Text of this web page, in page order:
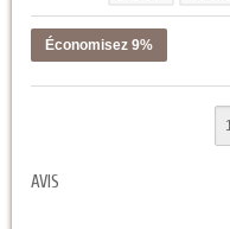
Économisez 9%
AVIS